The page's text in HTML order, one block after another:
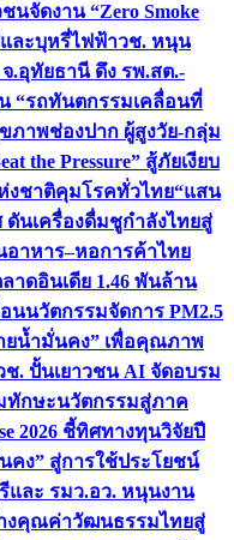
นจัดงาน “Zero Smoke
ละบุหรี่ไฟฟ้าวช. หนุน
.อุทัยธานี ดึง รพ.สต.-
“รถทันตกรรมเคลื่อนที่
ภาพช่องปาก ผู้สูงวัย-กลุ่ม
the Pressure” สู้ภัยเงียบ
งชาติคุมโรคทั่วไทย“แสน
ดันเครื่องดื่มชูกำลังไทยสู่
อาหาร–หอการค้าไทย
าดอินเดีย 1.46 พันล้าน
นนวัตกรรมจัดการ PM2.5
ยน้ำมั่นคง” เพื่อคุณภาพ
ช. ปั้นเยาวชน AI จัดอบรม
ทักษะนวัตกรรมสู่ภาค
2026 ชี้ทิศทางทุนวิจัยปี
คง” สู่การใช้ประโยชน์
และ รมว.อว. หนุนงาน
งคุณค่าวัฒนธรรมไทยสู่